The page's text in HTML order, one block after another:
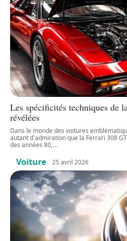
Les spécificités techniques de
révélées
Dans le monde des voitures
autant d'admiration que la Ferrari 308
des années 80,…
Voiture 25 avril 2026